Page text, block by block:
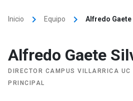
Inicio keyboard_arrow_right Equipo keyboard_arrow_right Alfredo Gaete
Alfredo Gaete
DIRECTOR CAMPUS VILLARRICA
PRINCIPAL